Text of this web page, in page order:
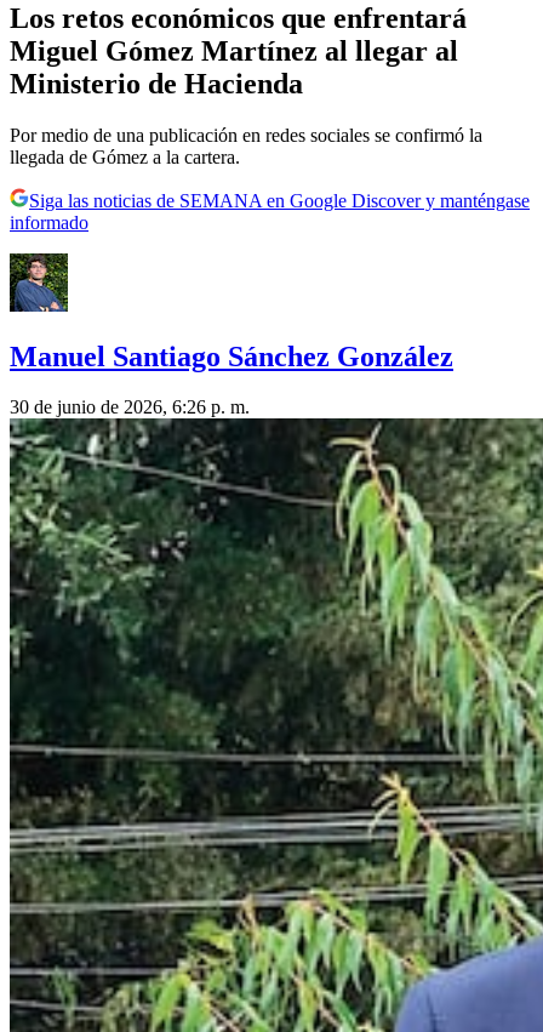
Los retos económicos que enfrentará
Miguel Gómez Martínez al llegar al
Ministerio de Hacienda
Por medio de una publicación en redes sociales se confirmó la
llegada de Gómez a la cartera.
Siga las noticias de SEMANA en Google Discover y manténgase
informado
Manuel Santiago Sánchez González
30 de junio de 2026, 6:26 p. m.